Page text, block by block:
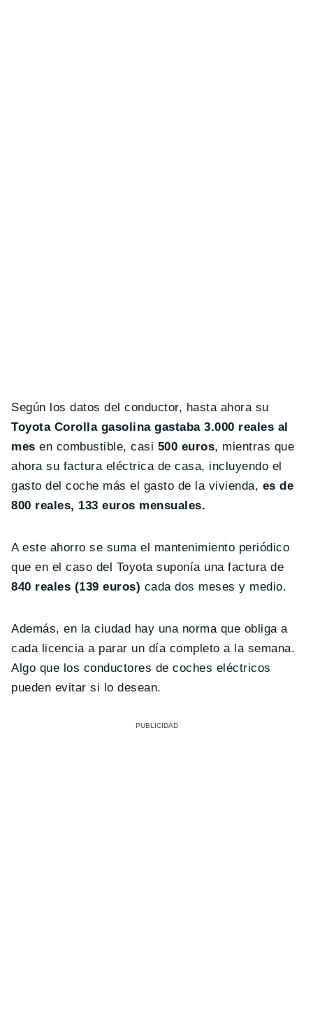
Según los datos del conductor, hasta ahora su
Toyota Corolla gasolina gastaba 3.000 reales al
mes en combustible, casi 500 euros, mientras que
ahora su factura eléctrica de casa, incluyendo el
gasto del coche más el gasto de la vivienda, es de
800 reales, 133 euros mensuales.
A este ahorro se suma el mantenimiento periódico
que en el caso del Toyota suponía una factura de
840 reales (139 euros) cada dos meses y medio.
Además, en la ciudad hay una norma que obliga a
cada licencia a parar un día completo a la semana.
Algo que los conductores de coches eléctricos
pueden evitar si lo desean.